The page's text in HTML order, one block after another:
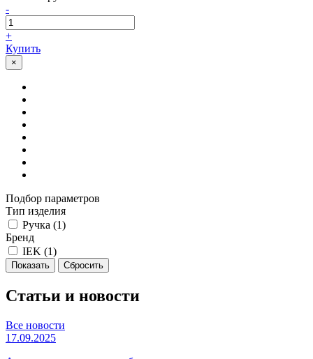
-
+
Купить
×
Подбор параметров
Тип изделия
Ручка (1)
Бренд
IEK (1)
Статьи и новости
Все новости
17.09.2025